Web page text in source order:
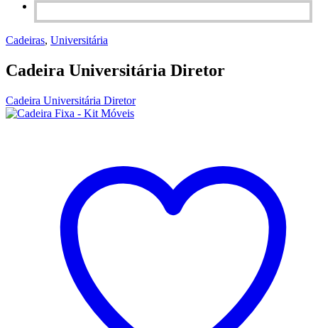
Cadeiras, Universitária
Cadeira Universitária Diretor
Cadeira Universitária Diretor